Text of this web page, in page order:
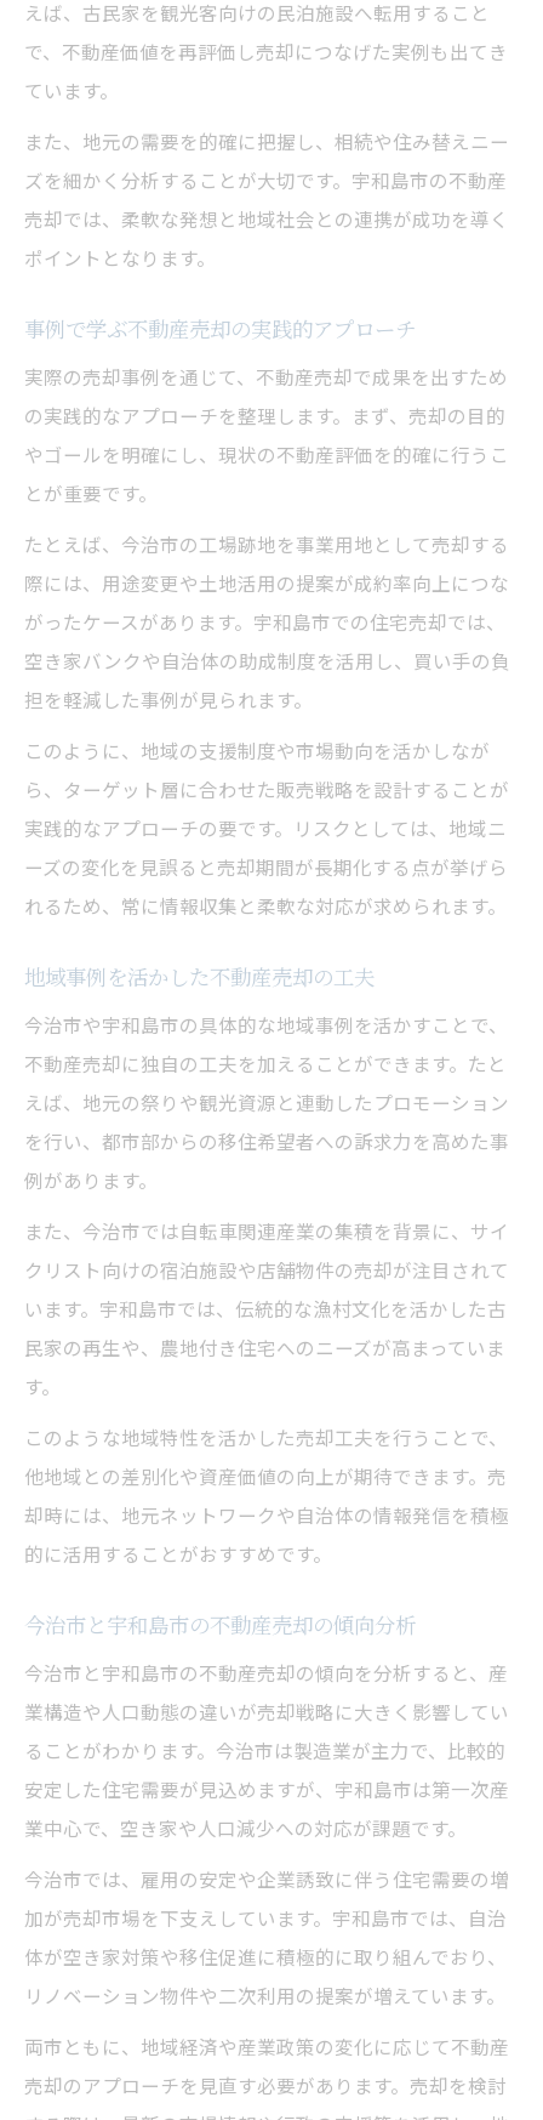
えば、古民家を観光客向けの民泊施設へ転用すること
で、不動産価値を再評価し売却につなげた実例も出てき
ています。
また、地元の需要を的確に把握し、相続や住み替えニー
ズを細かく分析することが大切です。宇和島市の不動産
売却では、柔軟な発想と地域社会との連携が成功を導く
ポイントとなります。
事例で学ぶ不動産売却の実践的アプローチ
実際の売却事例を通じて、不動産売却で成果を出すため
の実践的なアプローチを整理します。まず、売却の目的
やゴールを明確にし、現状の不動産評価を的確に行うこ
とが重要です。
たとえば、今治市の工場跡地を事業用地として売却する
際には、用途変更や土地活用の提案が成約率向上につな
がったケースがあります。宇和島市での住宅売却では、
空き家バンクや自治体の助成制度を活用し、買い手の負
担を軽減した事例が見られます。
このように、地域の支援制度や市場動向を活かしなが
ら、ターゲット層に合わせた販売戦略を設計することが
実践的なアプローチの要です。リスクとしては、地域ニ
ーズの変化を見誤ると売却期間が長期化する点が挙げら
れるため、常に情報収集と柔軟な対応が求められます。
地域事例を活かした不動産売却の工夫
今治市や宇和島市の具体的な地域事例を活かすことで、
不動産売却に独自の工夫を加えることができます。たと
えば、地元の祭りや観光資源と連動したプロモーション
を行い、都市部からの移住希望者への訴求力を高めた事
例があります。
また、今治市では自転車関連産業の集積を背景に、サイ
クリスト向けの宿泊施設や店舗物件の売却が注目されて
います。宇和島市では、伝統的な漁村文化を活かした古
民家の再生や、農地付き住宅へのニーズが高まっていま
す。
このような地域特性を活かした売却工夫を行うことで、
他地域との差別化や資産価値の向上が期待できます。売
却時には、地元ネットワークや自治体の情報発信を積極
的に活用することがおすすめです。
今治市と宇和島市の不動産売却の傾向分析
今治市と宇和島市の不動産売却の傾向を分析すると、産
業構造や人口動態の違いが売却戦略に大きく影響してい
ることがわかります。今治市は製造業が主力で、比較的
安定した住宅需要が見込めますが、宇和島市は第一次産
業中心で、空き家や人口減少への対応が課題です。
今治市では、雇用の安定や企業誘致に伴う住宅需要の増
加が売却市場を下支えしています。宇和島市では、自治
体が空き家対策や移住促進に積極的に取り組んでおり、
リノベーション物件や二次利用の提案が増えています。
両市ともに、地域経済や産業政策の変化に応じて不動産
売却のアプローチを見直す必要があります。売却を検討